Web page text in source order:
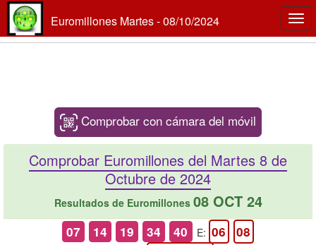
Euromillones Martes - 08/10/2024
Comprobar con cámara del móvil
Comprobar Euromillones del Martes 8 de
Octubre de 2024
Resultados de Euromillones 08 OCT 24
07 14 19 34 40 E: 06 08